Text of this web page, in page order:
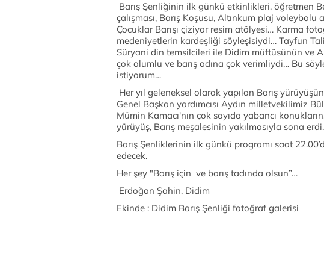
Barış Şenliğinin ilk günkü etkinlikleri, öğretmen
çalışması, Barış Koşusu, Altınkum plaj voleybolu
Çocuklar Barışı çiziyor resim atölyesi… Karma
medeniyetlerin kardeşliği söyleşisiydi… Tayfun
Süryani din temsilcileri ile Didim müftüsünün ve
çok olumlu ve barış adına çok verimliydi… Bu
istiyorum…
Her yıl geleneksel olarak yapılan Barış
Genel Başkan yardımcısı Aydın milletvekilimiz
Mümin Kamacı'nın çok sayıda yabancı
yürüyüş, Barış meşalesinin yakılmasıyla sona
Barış Şenliklerinin ilk günkü programı saat
edecek.
Her şey "Barış için ve barış tadında olsun”…
Erdoğan Şahin, Didim
Ekinde : Didim Barış Şenliği fotoğraf galerisi